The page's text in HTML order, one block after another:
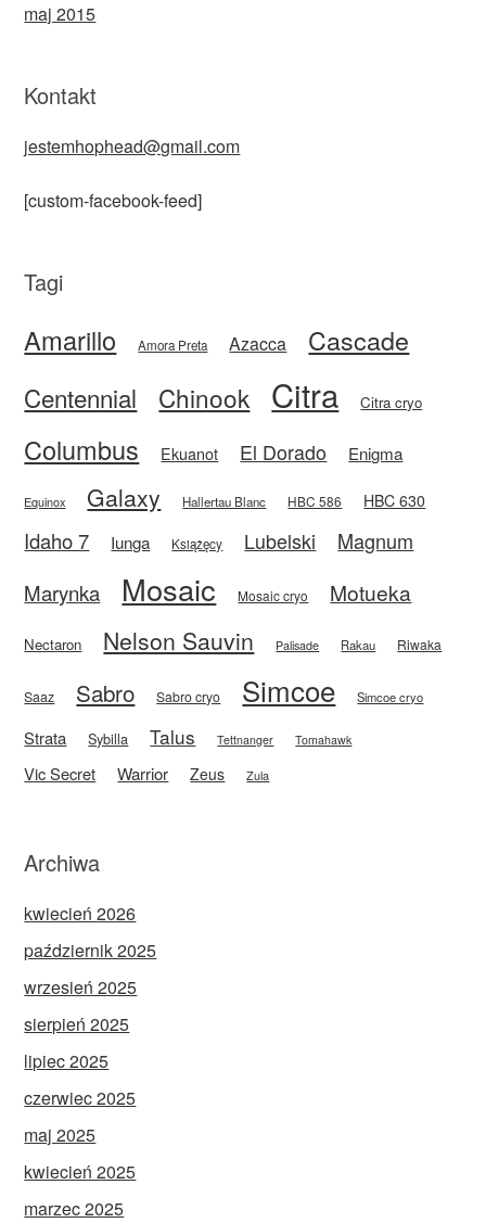
maj 2015
Kontakt
jestemhophead@gmail.com
[custom-facebook-feed]
Tagi
Amarillo Amora Preta Azacca Cascade
Centennial Chinook Citra Citra cryo
Columbus Ekuanot El Dorado Enigma
Equinox Galaxy Hallertau Blanc HBC 586 HBC 630
Idaho 7 Iunga Książęcy Lubelski
Magnum
Marynka
Mosaic Mosaic cryo Motueka
Nectaron Nelson Sauvin Palisade Rakau Riwaka
Saaz Sabro Sabro cryo Simcoe Simcoe cryo
Strata Sybilla Talus Tettnanger Tomahawk
Vic Secret Warrior Zeus Zula
Archiwa
kwiecień 2026
październik 2025
wrzesień 2025
sierpień 2025
lipiec 2025
czerwiec 2025
maj 2025
kwiecień 2025
marzec 2025